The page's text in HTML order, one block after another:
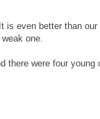
It is even better than our
one.
there were four young